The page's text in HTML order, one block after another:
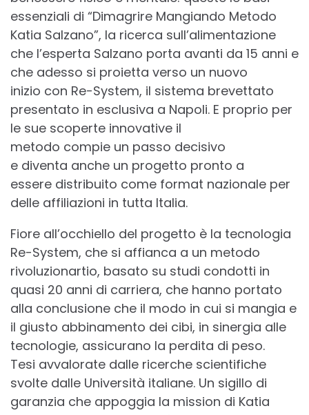
essenziali di “Dimagrire Mangiando Metodo
Katia Salzano”, la ricerca sull’alimentazione
che l’esperta Salzano porta avanti da 15 anni e
che adesso si proietta verso un nuovo
inizio con Re-System, il sistema brevettato
presentato in esclusiva a Napoli. E proprio per
le sue scoperte innovative il
metodo compie un passo decisivo
e diventa anche un progetto pronto a
essere distribuito come format nazionale per
delle affiliazioni in tutta Italia.
Fiore all’occhiello del progetto è la tecnologia
Re-System, che si affianca a un metodo
rivoluzionartio, basato su studi condotti in
quasi 20 anni di carriera, che hanno portato
alla conclusione che il modo in cui si mangia e
il giusto abbinamento dei cibi, in sinergia alle
tecnologie, assicurano la perdita di peso.
Tesi avvalorate dalle ricerche scientifiche
svolte dalle Università italiane. Un sigillo di
garanzia che appoggia la mission di Katia